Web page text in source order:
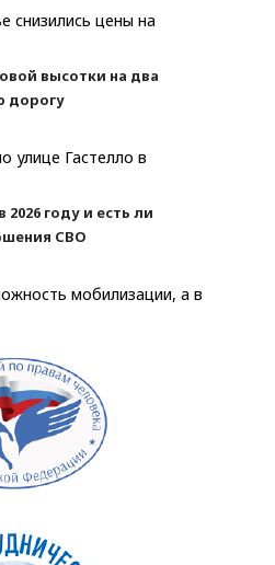
снизились цены на
высотки на два
дорогу
улице Гастелло в
году и есть ли
СВО
мобилизации, а в